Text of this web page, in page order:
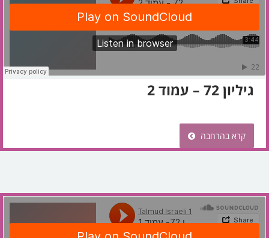
גיליון 72 – עמוד 2
קרא בהרחבה